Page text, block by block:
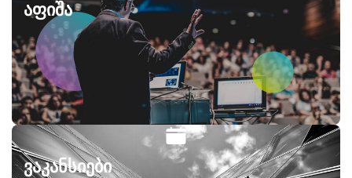
აფიშა
ვაკანსიები